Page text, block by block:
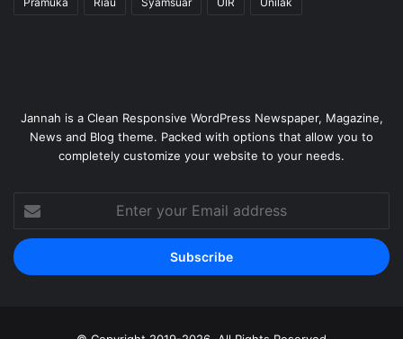
Jannah is a Clean Responsive WordPress Newspaper, Magazine,
News and Blog theme. Packed with options that allow you to
completely customize your website to your needs.
Enter
your
Email
address